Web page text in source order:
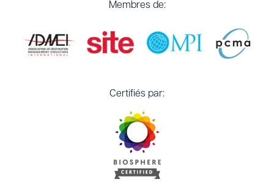
Membres de:
Certifiés par: